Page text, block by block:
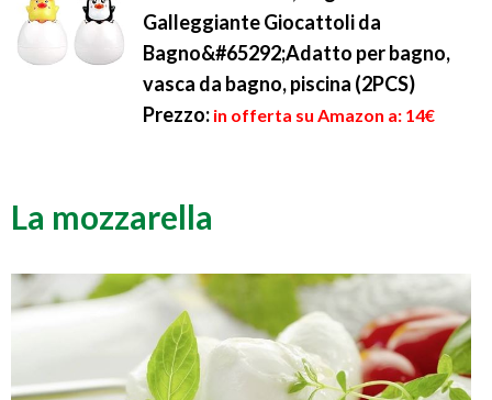
Galleggiante Giocattoli da
Bagno&#65292;Adatto per bagno,
vasca da bagno, piscina (2PCS)
Prezzo: in offerta su Amazon a: 14€
La mozzarella